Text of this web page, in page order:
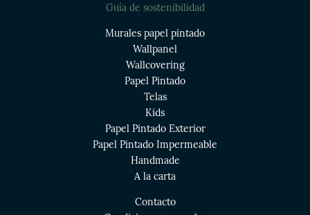
Guía de sostenibilidad
Murales papel pintado
Wallpanel
Wallcovering
Papel Pintado
Telas
Kids
Papel Pintado Exterior
Papel Pintado Impermeable
Handmade
A la carta
Contacto